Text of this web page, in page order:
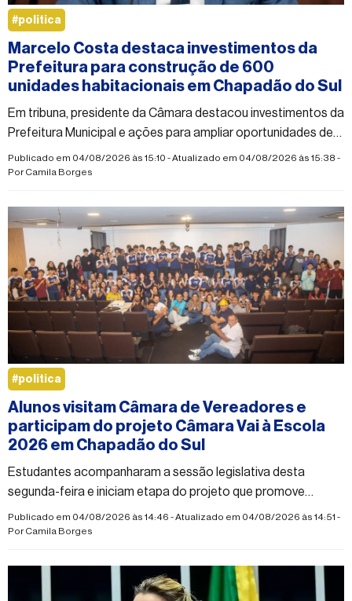
Marcelo Costa destaca investimentos da
Prefeitura para construção de 600
unidades habitacionais em Chapadão do Sul
Em tribuna, presidente da Câmara destacou investimentos da
Prefeitura Municipal e ações para ampliar oportunidades de
moradia.
Publicado em 04/08/2026 às 15:10 - Atualizado em 04/08/2026 às 15:38 -
PorCamila Borges
#politica
Alunos visitam Câmara de Vereadores e
participam do projeto Câmara Vai à Escola
2026 em Chapadão do Sul
Estudantes acompanharam a sessão legislativa desta
segunda-feira e iniciam etapa do projeto que promove
educação cidadã e aproxima a juventude dos Três Poderes
da República
Publicado em 04/08/2026 às 14:46 - Atualizado em 04/08/2026 às 14:51 -
PorCamila Borges
#politica